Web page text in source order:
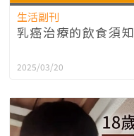
生活副刊
乳癌治療的飲食須知
2025/03/20